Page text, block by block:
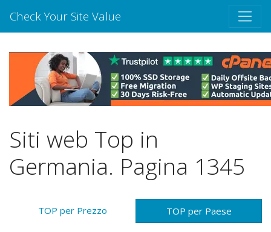
Check Your Site Value
Siti web Top in
Germania. Pagina 1345
TOP per Prezzo TOP per Paese